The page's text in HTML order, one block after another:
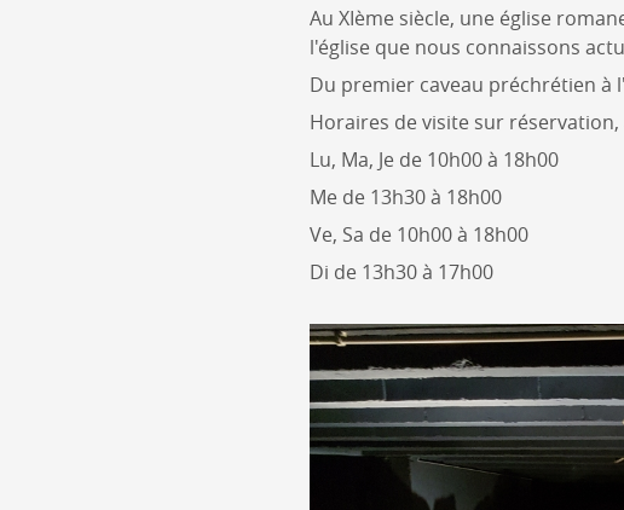
Au XIème siècle, une église
l'église que nous connaissons
Du premier caveau préchrétien à
Horaires de visite sur réservation,
Lu, Ma, Je de 10h00 à 18h00
Me de 13h30 à 18h00
Ve, Sa de 10h00 à 18h00
Di de 13h30 à 17h00